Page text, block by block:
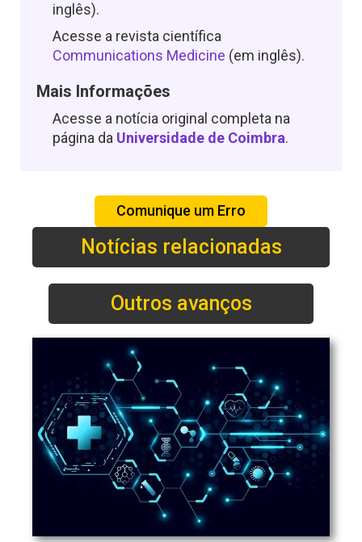
inglês).
Acesse a revista científica
Communications Medicine (em inglês).
Mais Informações
Acesse a notícia original completa na
página da Universidade de Coimbra.
Comunique um Erro
Notícias relacionadas
Outros avanços